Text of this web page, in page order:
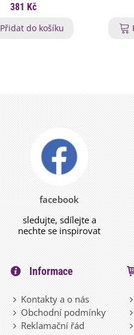
381 Kč
Přidat do košíku
facebook
sledujte, sdílejte a
nechte se inspirovat
Informace
Kontakty a o nás
Obchodní podmínky
Reklamační řád